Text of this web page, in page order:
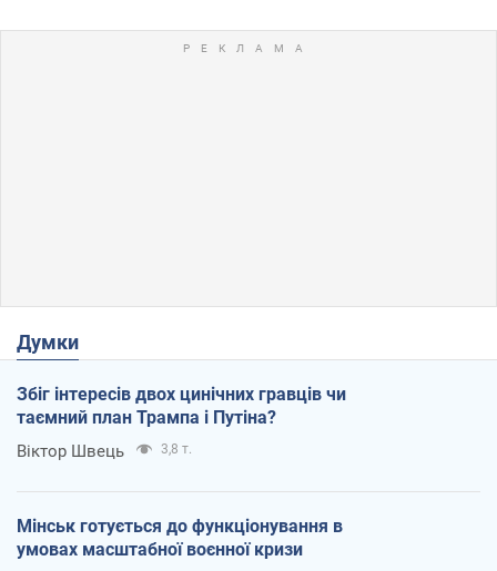
Думки
Збіг інтересів двох цинічних гравців чи
таємний план Трампа і Путіна?
Віктор Швець 3,8 т.
Мінськ готується до функціонування в
умовах масштабної воєнної кризи